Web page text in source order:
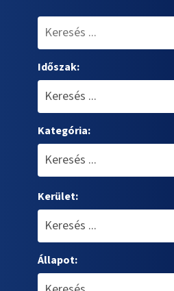
Időszak:
Kategória:
Kerület:
Állapot: